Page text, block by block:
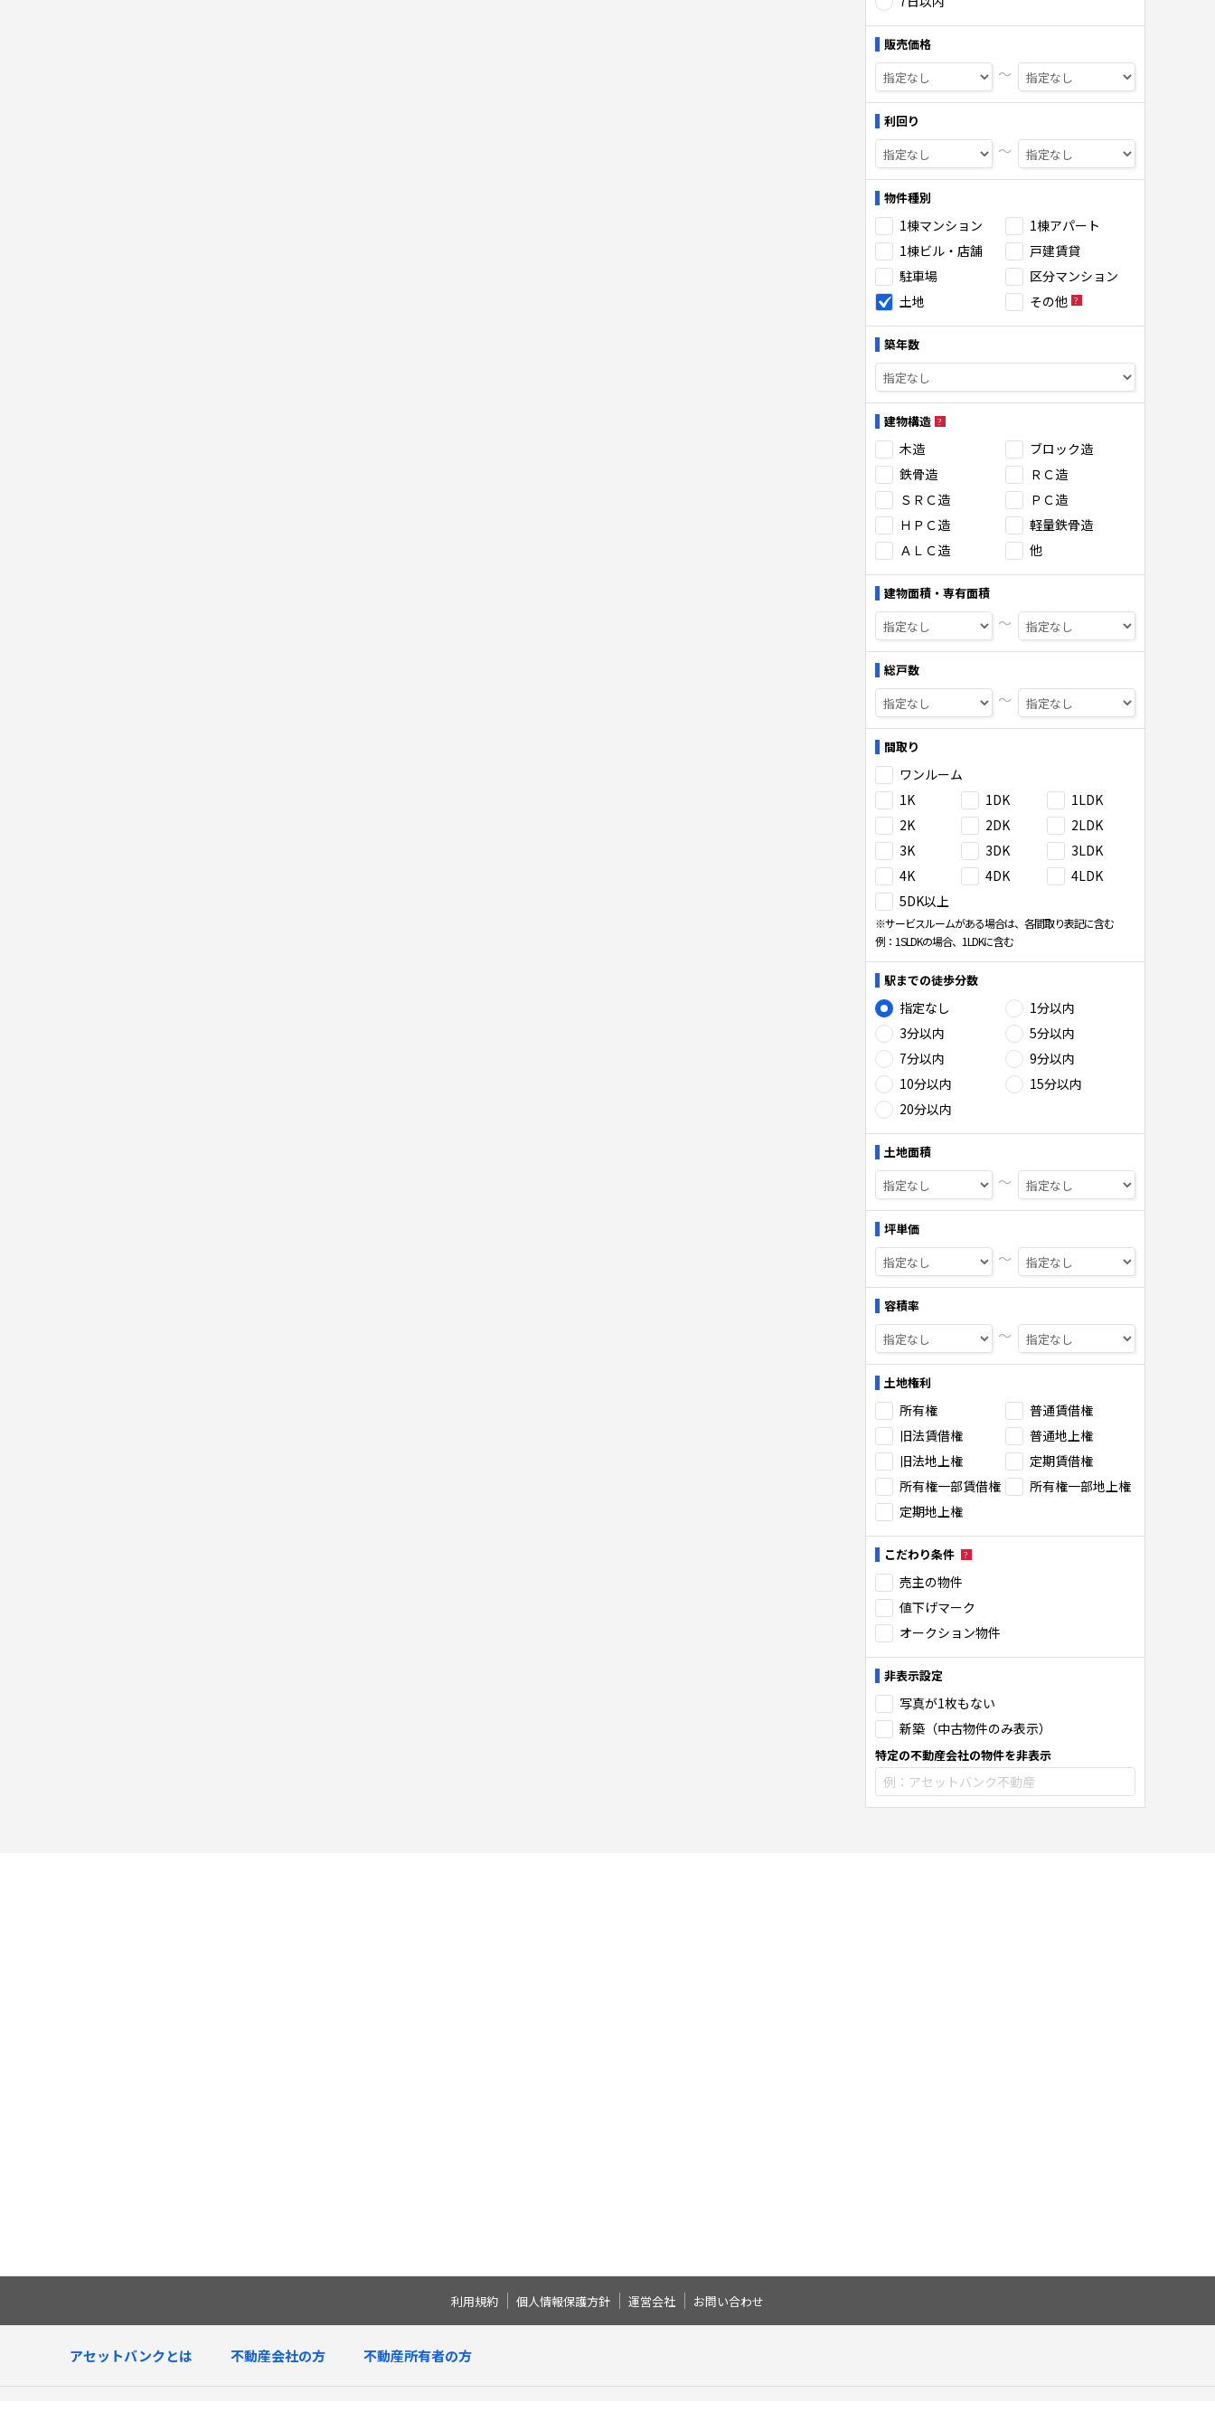
販売価格
〜
利回り
〜
物件種別
1棟マンション
1棟アパート
1棟ビル・店舗
戸建賃貸
駐車場
区分マンション
土地
その他
築年数
建物構造
木造
ブロック造
鉄骨造
ＲＣ造
ＳＲＣ造
ＰＣ造
ＨＰＣ造
軽量鉄骨造
ＡＬＣ造
他
建物面積・専有面積
〜
総戸数
〜
間取り
ワンルーム
1K
1DK
1LDK
2K
2DK
2LDK
3K
3DK
3LDK
4K
4DK
4LDK
5DK以上
※サービスルームがある場合は、各間取り表記に含む
例：1SLDKの場合、1LDKに含む
駅までの徒歩分数
指定なし
1分以内
3分以内
5分以内
7分以内
9分以内
10分以内
15分以内
20分以内
土地面積
〜
坪単価
〜
容積率
〜
土地権利
所有権
普通賃借権
旧法賃借権
普通地上権
旧法地上権
定期賃借権
所有権一部賃借権
所有権一部地上権
定期地上権
こだわり条件
売主の物件
値下げマーク
オークション物件
非表示設定
写真が1枚もない
新築（中古物件のみ表示）
特定の不動産会社の物件を非表示
利用規約 個人情報保護方針 運営会社 お問い合わせ
アセットバンクとは 不動産会社の方 不動産所有者の方